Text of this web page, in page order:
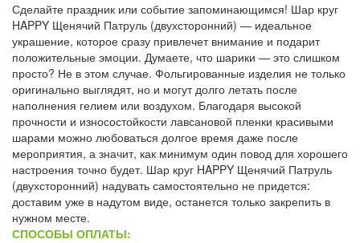
Сделайте праздник или событие запоминающимся! Шар круг
HAPPY Щенячий Патруль (двухсторонний) — идеальное
украшение, которое сразу привлечет внимание и подарит
положительные эмоции. Думаете, что шарики — это слишком
просто? Не в этом случае. Фольгированные изделия не только
оригинально выглядят, но и могут долго летать после
наполнения гелием или воздухом. Благодаря высокой
прочности и износостойкости лавсановой пленки красивыми
шарами можно любоваться долгое время даже после
мероприятия, а значит, как минимум один повод для хорошего
настроения точно будет. Шар круг HAPPY Щенячий Патруль
(двухсторонний) надувать самостоятельно не придется:
доставим уже в надутом виде, останется только закрепить в
нужном месте.
СПОСОБЫ ОПЛАТЫ: